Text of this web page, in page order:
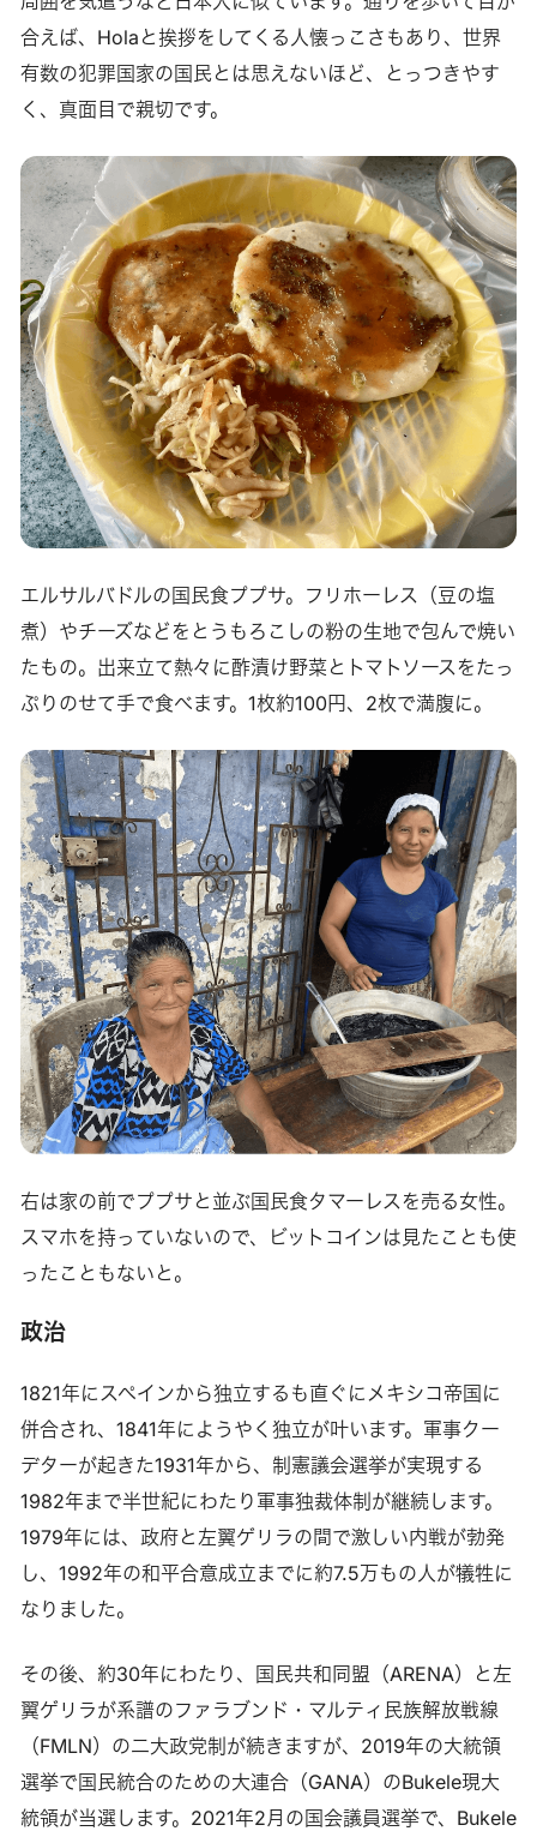
合えば、Holaと挨拶をしてくる人懐っこさもあり、世界
有数の犯罪国家の国民とは思えないほど、とっつきやす
く、真面目で親切です。
エルサルバドルの国民食ププサ。フリホーレス（豆の塩
煮）やチーズなどをとうもろこしの粉の生地で包んで焼い
たもの。出来立て熱々に酢漬け野菜とトマトソースをたっ
ぷりのせて手で食べます。1枚約100円、2枚で満腹に。
右は家の前でププサと並ぶ国民食タマーレスを売る女性。
スマホを持っていないので、ビットコインは見たことも使
ったこともないと。
政治
1821年にスペインから独立するも直ぐにメキシコ帝国に
併合され、1841年にようやく独立が叶います。軍事クー
デターが起きた1931年から、制憲議会選挙が実現する
1982年まで半世紀にわたり軍事独裁体制が継続します。
1979年には、政府と左翼ゲリラの間で激しい内戦が勃発
し、1992年の和平合意成立までに約7.5万もの人が犠牲に
なりました。
その後、約30年にわたり、国民共和同盟（ARENA）と左
翼ゲリラが系譜のファラブンド・マルティ民族解放戦線
（FMLN）の二大政党制が続きますが、2019年の大統領
選挙で国民統合のための大連合（GANA）のBukele現大
統領が当選します。2021年2月の国会議員選挙で、Bukele